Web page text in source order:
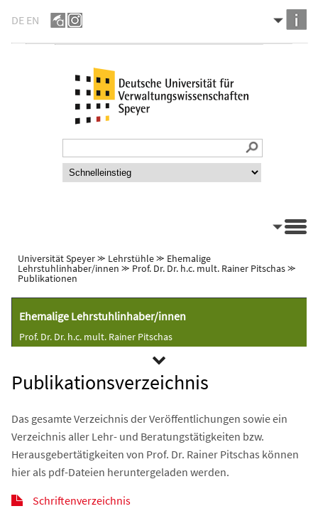
DE EN
Universität Speyer⪼ Lehrstühle⪼ Ehemalige
Lehrstuhlinhaber/innen ⪼ Prof. Dr. Dr. h.c. mult. Rainer Pitschas⪼
Publikationen
Ehemalige Lehrstuhlinhaber/innen
Prof. Dr. Dr. h.c. mult. Rainer Pitschas
Publikationsverzeichnis
Das gesamte Verzeichnis der Veröffentlichungen sowie ein
Verzeichnis aller Lehr- und Beratungstätigkeiten bzw.
Herausgebertätigkeiten von Prof. Dr. Rainer Pitschas können
hier als pdf-Dateien heruntergeladen werden.
Schriftenverzeichnis